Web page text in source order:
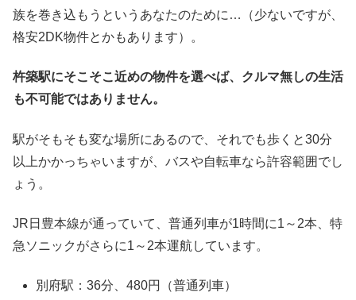
族を巻き込もうというあなたのために…（少ないですが、
格安2DK物件とかもあります）。
杵築駅にそこそこ近めの物件を選べば、クルマ無しの生活
も不可能ではありません。
駅がそもそも変な場所にあるので、それでも歩くと30分
以上かかっちゃいますが、バスや自転車なら許容範囲でし
ょう。
JR日豊本線が通っていて、普通列車が1時間に1～2本、特
急ソニックがさらに1～2本運航しています。
別府駅：36分、480円（普通列車）